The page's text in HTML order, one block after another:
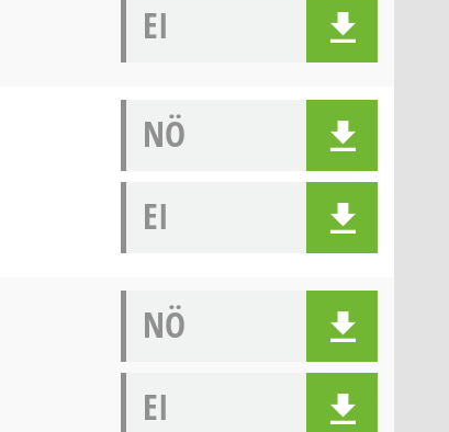
EI
NÖ
EI
NÖ
EI